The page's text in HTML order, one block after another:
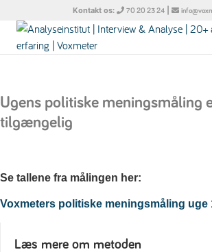
Kontakt os: 70 20 23 24 |
Ugens politiske meningsmåling
tilgængelig
Se tallene fra målingen her:
Voxmeters politiske meningsmåling uge
Læs mere om metoden